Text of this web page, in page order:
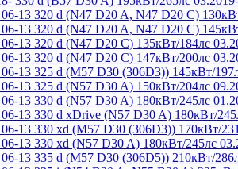
13 320 d (N47 D20 A, N47 D20 C)
13 320 d (N47 D20 A, N47 D20 C)
13 320 d (N47 D20 C) 135кВт/184лс
13 320 d (N47 D20 C) 147кВт/200лс
13 325 d (M57 D30 (306D3)) 145кВт/
13 325 d (N57 D30 A) 150кВт/204лс
13 330 d (N57 D30 A) 180кВт/245лс
13 330 d xDrive (N57 D30 A) 180кВт/
13 330 xd (M57 D30 (306D3)) 170кВт/
13 330 xd (N57 D30 A) 180кВт/245лс
13 335 d (M57 D30 (306D5)) 210кВт/